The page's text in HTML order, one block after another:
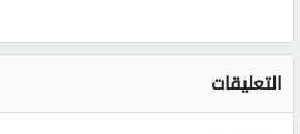
التعليقات